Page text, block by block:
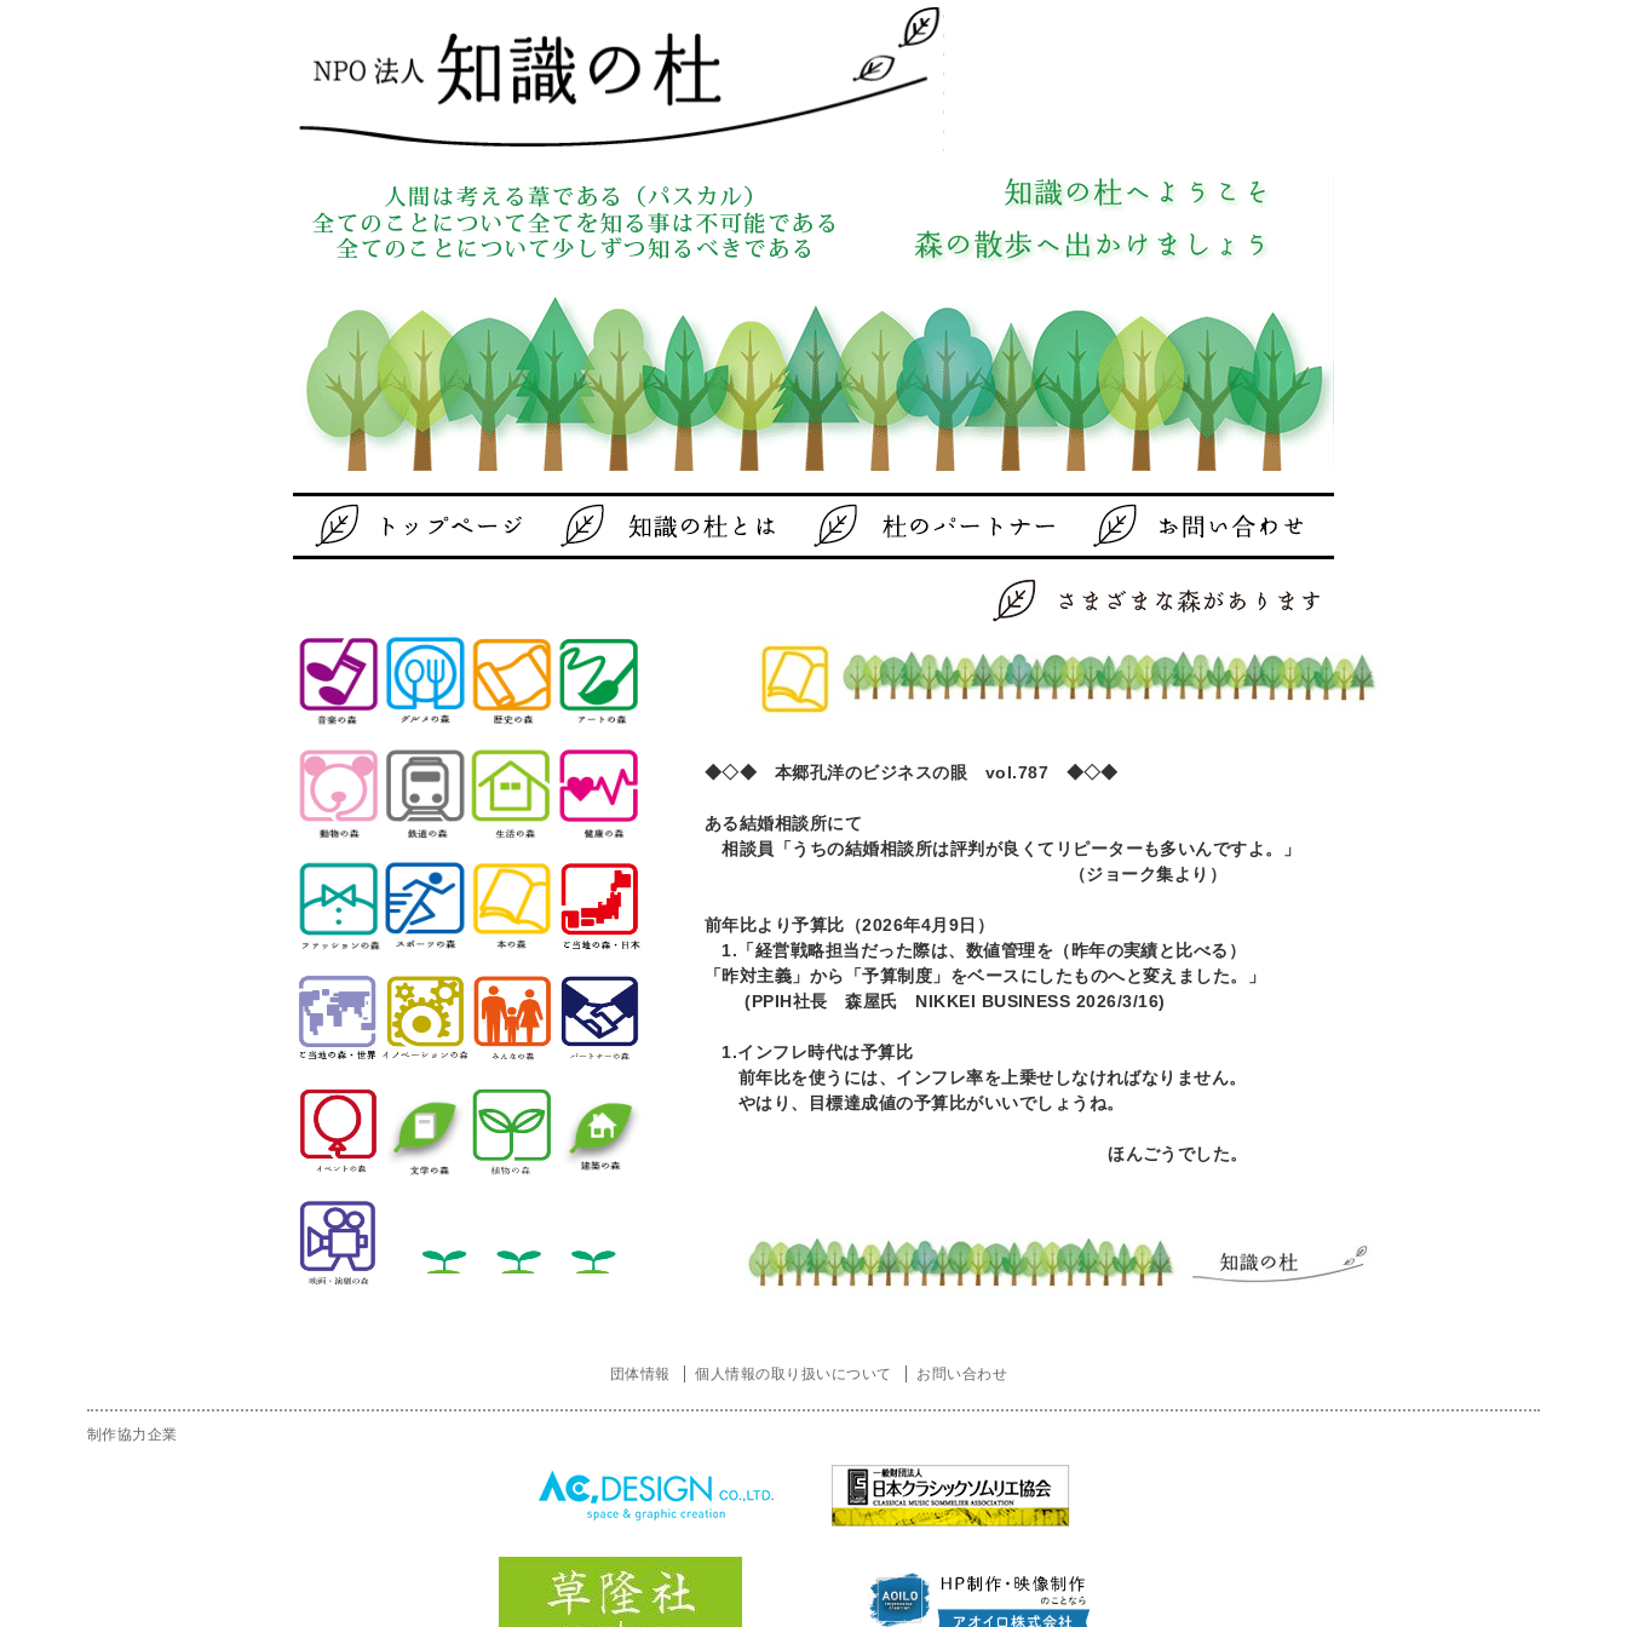
◆◇◆ 本郷孔洋のビジネスの眼 vol.787 ◆◇◆
ある結婚相談所にて
相談員「うちの結婚相談所は評判が良くてリピーターも多いんですよ。」
（ジョーク集より）
前年比より予算比（2026年4月9日）
1.「経営戦略担当だった際は、数値管理を（昨年の実績と比べる）
「昨対主義」から「予算制度」をベースにしたものへと変えました。」
(PPIH社長 森屋氏 NIKKEI BUSINESS 2026/3/16)
1.インフレ時代は予算比
前年比を使うには、インフレ率を上乗せしなければなりません。
やはり、目標達成値の予算比がいいでしょうね。
ほんごうでした。
団体情報 個人情報の取り扱いについて お問い合わせ
制作協力企業